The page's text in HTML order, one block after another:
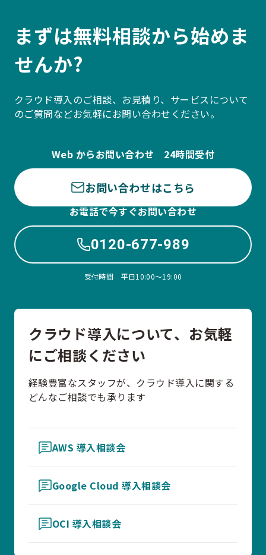
まずは無料相談から始めま
せんか?
クラウド導入のご相談、お見積り、サービスについて
のご質問などお気軽にお問い合わせください。
Web からお問い合わせ 24時間受付
お問い合わせはこちら
お電話で今すぐお問い合わせ
0120-677-989
受付時間 平日10:00〜19:00
クラウド導入について、お気軽
にご相談ください
経験豊富なスタッフが、クラウド導入に関する
どんなご相談でも承ります
AWS 導入相談会
Google Cloud 導入相談会
OCI 導入相談会